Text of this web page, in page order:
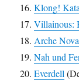
Klong!
Villainous:
Arche Nova
Nah und
Everdell